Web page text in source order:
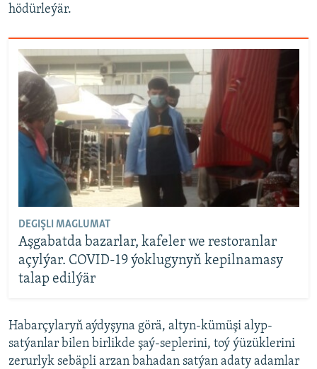
hödürleýär.
DEGIŞLI MAGLUMAT
Aşgabatda bazarlar, kafeler we restoranlar
açylýar. COVID-19 ýoklugynyň kepilnamasy
talap edilýär
Habarçylaryň aýdyşyna görä, altyn-kümüşi alyp-
satýanlar bilen birlikde şaý-seplerini, toý ýüzüklerini
zerurlyk sebäpli arzan bahadan satýan adaty adamlar